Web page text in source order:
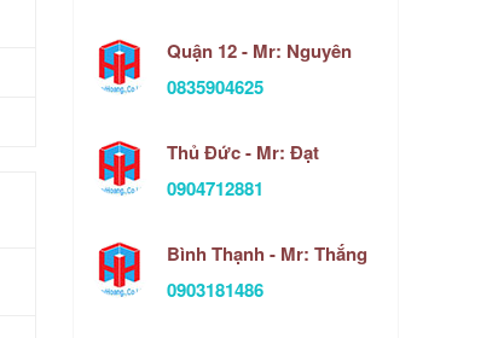
Quận 12 - Mr: Nguyên
0835904625
Thủ Đức - Mr: Đạt
0904712881
Bình Thạnh - Mr: Thắng
0903181486